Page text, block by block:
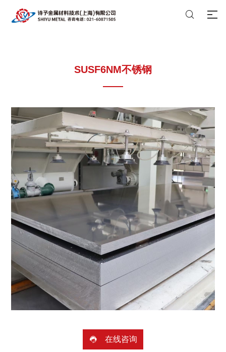

SUSF6NM不锈钢
 在线咨询